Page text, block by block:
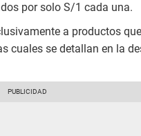
por solo S/1 cada una.
a productos
cuales se detallan en la